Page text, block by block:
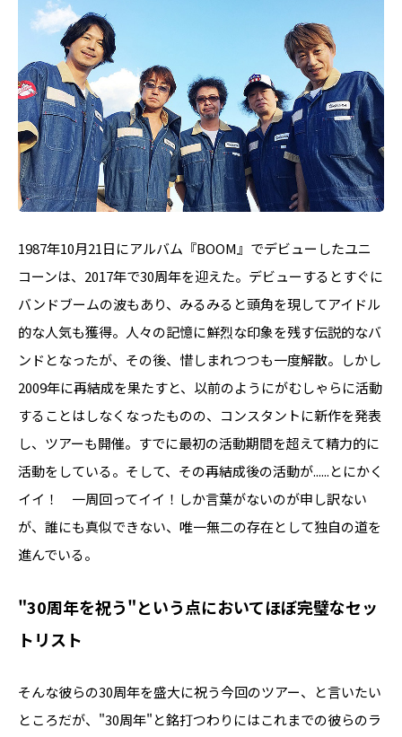
1987年10月21日にアルバム『BOOM』でデビューしたユニ
コーンは、2017年で30周年を迎えた。デビューするとすぐに
バンドブームの波もあり、みるみると頭角を現してアイドル
的な人気も獲得。人々の記憶に鮮烈な印象を残す伝説的なバ
ンドとなったが、その後、惜しまれつつも一度解散。しかし
2009年に再結成を果たすと、以前のようにがむしゃらに活動
することはしなくなったものの、コンスタントに新作を発表
し、ツアーも開催。すでに最初の活動期間を超えて精力的に
活動をしている。そして、その再結成後の活動が......とにかく
イイ！ 一周回ってイイ！しか言葉がないのが申し訳ない
が、誰にも真似できない、唯一無二の存在として独自の道を
進んでいる。
"30周年を祝う"という点においてほぼ完璧なセッ
トリスト
そんな彼らの30周年を盛大に祝う今回のツアー、と言いたい
ところだが、"30周年"と銘打つわりにはこれまでの彼らのラ